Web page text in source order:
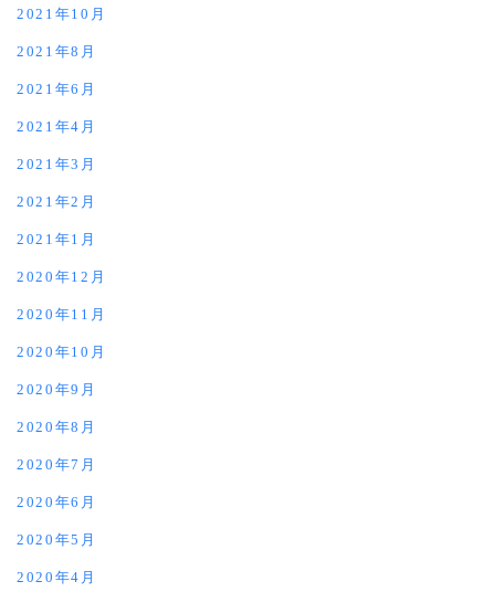
2021年10月
2021年8月
2021年6月
2021年4月
2021年3月
2021年2月
2021年1月
2020年12月
2020年11月
2020年10月
2020年9月
2020年8月
2020年7月
2020年6月
2020年5月
2020年4月